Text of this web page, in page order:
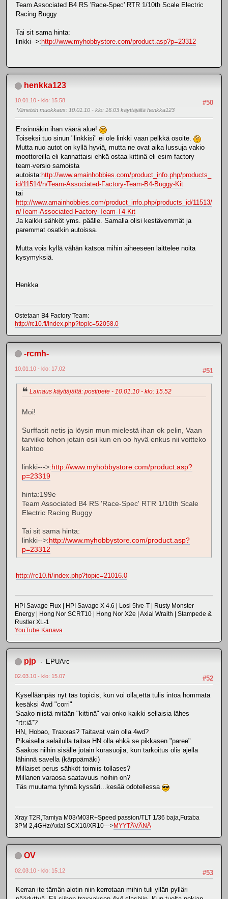
Team Associated B4 RS 'Race-Spec' RTR 1/10th Scale Electric
Racing Buggy
Tai sit sama hinta:
linkki-->:http://www.myhobbystore.com/product.asp?p=23312
henkka123
#50
10.01.10 - klo: 15.58
Viimeisin muokkaus: 10.01.10 - klo: 16.03 käyttäjältä henkka123
Ensinnäkin ihan väärä alue!
Toiseksi tuo sinun "linkkisi" ei ole linkki vaan pelkkä osoite.
Mutta nuo autot on kyllä hyviä, mutta ne ovat aika lussuja vakio
moottoreilla eli kannattaisi ehkä ostaa kittinä eli esim factory
team-versio samoista
autoista: http://www.amainhobbies.com/product_info.php/products_
id/11514/n/Team-Associated-Factory-Team-B4-Buggy-Kit
tai
http://www.amainhobbies.com/product_info.php/products_id/11513/
n/Team-Associated-Factory-Team-T4-Kit
Ja kaikki sähköt yms. päälle. Samalla olisi kestävemmät ja
paremmat osatkin autoissa.
Mutta vois kyllä vähän katsoa mihin aiheeseen laittelee noita
kysymyksiä.
Henkka
Ostetaan B4 Factory Team:
http://rc10.fi/index.php?topic=52058.0
-rcmh-
#51
10.01.10 - klo: 17.02
Lainaus käyttäjältä: postipete - 10.01.10 - klo: 15.52
Moi!
Surffasit netis ja löysin mun mielestä ihan ok pelin, Vaan
tarviiko tohon jotain osii kun en oo hyvä enkus nii voitteko
kahtoo
linkki--->:http://www.myhobbystore.com/product.asp?
p=23319
hinta:199e
Team Associated B4 RS 'Race-Spec' RTR 1/10th Scale
Electric Racing Buggy
Tai sit sama hinta:
linkki-->:http://www.myhobbystore.com/product.asp?
p=23312
http://rc10.fi/index.php?topic=21016.0
HPI Savage Flux | HPI Savage X 4.6 | Losi 5ive-T | Rusty Monster
Energy | Hong Nor SCRT10 | Hong Nor X2e | Axial Wraith | Stampede &
Rustler XL-1
YouTube Kanava
pjp EPUArc
#52
02.03.10 - klo: 15.07
Kyselläänpäs nyt täs topicis, kun voi olla,että tulis intoa hommata
kesäksi 4wd "corri"
Saako niistä mitään "kittinä" vai onko kaikki sellaisia lähes
"rtr:iä"?
HN, Hobao, Traxxas? Taitavat vain olla 4wd?
Pikaisella selailulla taitaa HN olla ehkä se pikkasen "paree"
Saakos niihin sisälle jotain kurasuojia, kun tarkoitus olis ajella
lähinnä savella (kärppämäki)
Millaiset perus sähköt toimiis tollases?
Millanen varaosa saatavuus noihin on?
Täs muutama tyhmä kyssäri...kesää odotellessa
Xray T2R,Tamiya M03/M03R+Speed passion/TLT 1/36 baja,Futaba
3PM 2,4GHz/Axial SCX10/XR10--->MYYTÄVÄNÄ
OV
#53
02.03.10 - klo: 15.12
Kerran ite tämän alotin niin kerrotaan mihin tuli ylläri pylläri